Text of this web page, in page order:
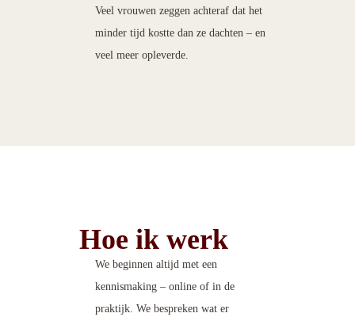
Veel vrouwen zeggen achteraf dat het
minder tijd kostte dan ze dachten – en
veel meer opleverde.
Hoe ik werk
We beginnen altijd met een
kennismaking – online of in de
praktijk. We bespreken wat er